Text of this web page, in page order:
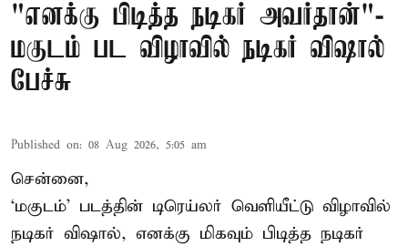
"எனக்கு பிடித்த நடிகர் அவர்தான்"-
மகுடம் பட விழாவில் நடிகர் விஷால்
பேச்சு
Published on: 08 Aug 2026, 5:05 am
சென்னை,
‘மகுடம்’ படத்தின் டிரெய்லர் வெளியீட்டு விழாவில்
நடிகர் விஷால், எனக்கு மிகவும் பிடித்த நடிகர்